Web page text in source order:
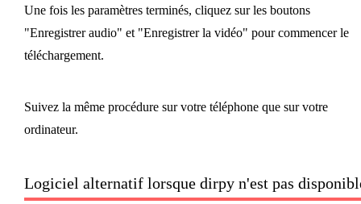
Une fois les paramètres terminés, cliquez sur les boutons
"Enregistrer audio" et "Enregistrer la vidéo" pour commencer le
téléchargement.
Suivez la même procédure sur votre téléphone que sur votre
ordinateur.
Logiciel alternatif lorsque dirpy n'est pas